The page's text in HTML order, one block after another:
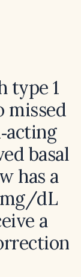
type 1
missed
basal
has a
mg/dL
a